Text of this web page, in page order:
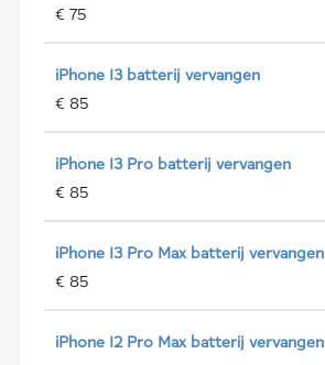
€ 75
iPhone 13 batterij vervangen
€ 85
iPhone 13 Pro batterij vervangen
€ 85
iPhone 13 Pro Max batterij vervangen
€ 85
iPhone 12 Pro Max batterij vervangen